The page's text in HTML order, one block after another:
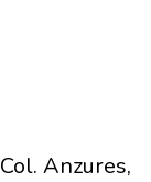
Anzures,